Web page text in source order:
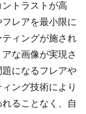
トラストが高
レアを最小限に
ィングが施され
な画像が実現さ
になるフレアや
ング技術により
ることなく、自